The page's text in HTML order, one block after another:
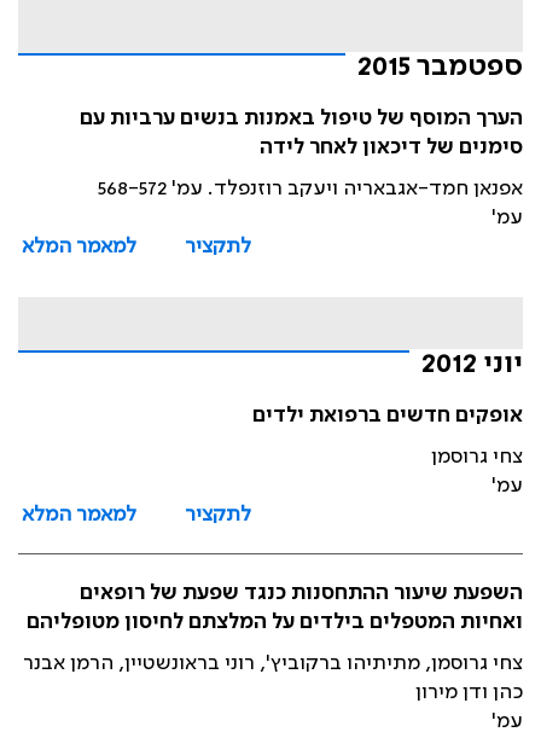
ספטמבר 2015
הערך המוסף של טיפול באמנות בנשים ערביות עם
סימנים של דיכאון לאחר לידה
אפנאן חמד-אגבאריה ויעקב רוזנפלד. עמ' 568-572
עמ'
לתקציר
למאמר המלא
יוני 2012
אופקים חדשים ברפואת ילדים
צחי גרוסמן
עמ'
לתקציר
למאמר המלא
השפעת שיעור ההתחסנות כנגד שפעת של רופאים
ואחיות המטפלים בילדים על המלצתם לחיסון מטופליהם
צחי גרוסמן, מתיתיהו ברקוביץ', רוני בראונשטיין, הרמן אבנר
כהן ודן מירון
עמ'